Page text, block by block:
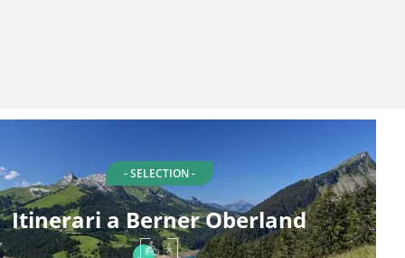
- SELECTION -
Itinerari a Berner Oberland